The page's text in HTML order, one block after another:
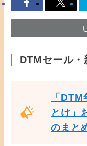
DTMセール・
「
とけ」
のまと